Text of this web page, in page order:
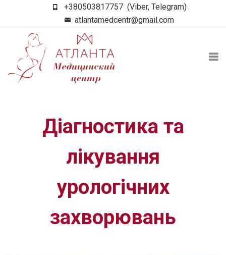
+380503817757 (Viber, Telegram)
atlantamedcentr@gmail.com
Діагностика та
лікування
урологічних
захворювань